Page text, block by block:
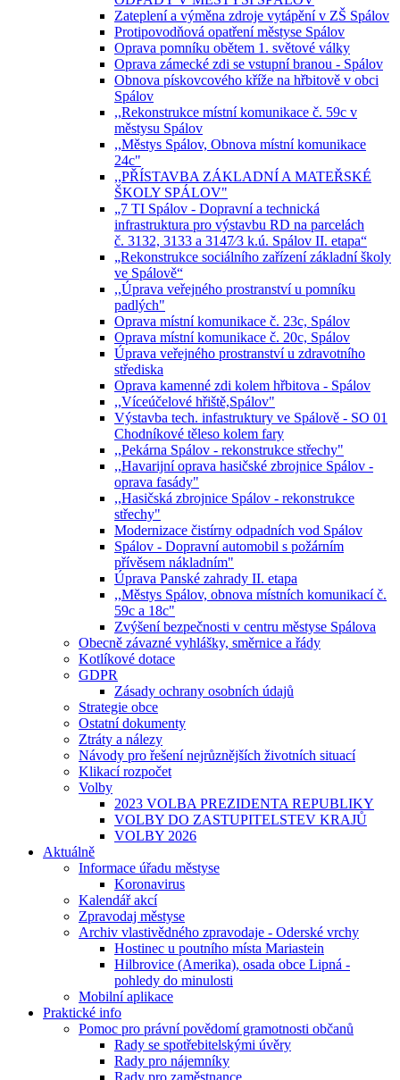
Zateplení a výměna zdroje vytápění v ZŠ Spálov
Protipovodňová opatření městyse Spálov
Oprava pomníku obětem 1. světové války
Oprava zámecké zdi se vstupní branou - Spálov
Obnova pískovcového kříže na hřbitově v obci
Spálov
,,Rekonstrukce místní komunikace č. 59c v
městysu Spálov
,,Městys Spálov, Obnova místní komunikace
24c"
,,PŘÍSTAVBA ZÁKLADNÍ A MATEŘSKÉ
ŠKOLY SPÁLOV"
„7 TI Spálov - Dopravní a technická
infrastruktura pro výstavbu RD na parcelách
č. 3132, 3133 a 3147⁄3 k.ú. Spálov II. etapa“
„Rekonstrukce sociálního zařízení základní školy
ve Spálově“
,,Úprava veřejného prostranství u pomníku
padlých"
Oprava místní komunikace č. 23c, Spálov
Oprava místní komunikace č. 20c, Spálov
Úprava veřejného prostranství u zdravotního
střediska
Oprava kamenné zdi kolem hřbitova - Spálov
,,Víceúčelové hřiště,Spálov"
Výstavba tech. infastruktury ve Spálově - SO 01
Chodníkové těleso kolem fary
,,Pekárna Spálov - rekonstrukce střechy"
,,Havarijní oprava hasičské zbrojnice Spálov -
oprava fasády"
,,Hasičská zbrojnice Spálov - rekonstrukce
střechy"
Modernizace čistírny odpadních vod Spálov
Spálov - Dopravní automobil s požárním
přívěsem nákladním"
Úprava Panské zahrady II. etapa
,,Městys Spálov, obnova místních komunikací č.
59c a 18c"
Zvýšení bezpečnosti v centru městyse Spálova
Obecně závazné vyhlášky, směrnice a řády
Kotlíkové dotace
GDPR
Zásady ochrany osobních údajů
Strategie obce
Ostatní dokumenty
Ztráty a nálezy
Návody pro řešení nejrůznějších životních situací
Klikací rozpočet
Volby
2023 VOLBA PREZIDENTA REPUBLIKY
VOLBY DO ZASTUPITELSTEV KRAJŮ
VOLBY 2026
Aktuálně
Informace úřadu městyse
Koronavirus
Kalendář akcí
Zpravodaj městyse
Archiv vlastivědného zpravodaje - Oderské vrchy
Hostinec u poutního místa Mariastein
Hilbrovice (Amerika), osada obce Lipná -
pohledy do minulosti
Mobilní aplikace
Praktické info
Pomoc pro právní povědomí gramotnosti občanů
Rady se spotřebitelskými úvěry
Rady pro nájemníky
Rady pro zaměstnance